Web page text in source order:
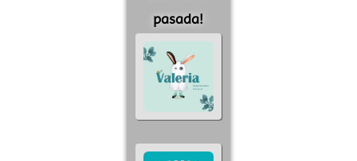
pasada!